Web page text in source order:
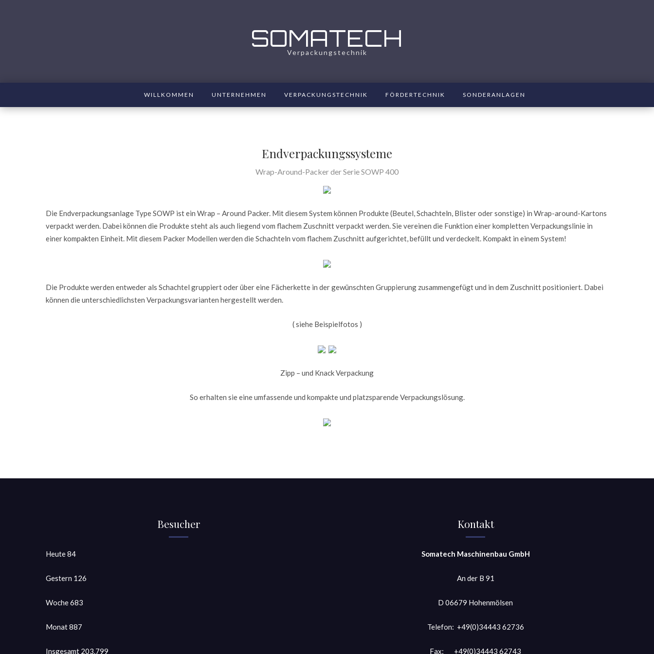
SOMATECH
Verpackungstechnik
WILLKOMMEN UNTERNEHMEN VERPACKUNGSTECHNIK FÖRDERTECHNIK SONDERANLAGEN
Endverpackungssysteme
Wrap-Around-Packer der Serie SOWP 400
Die Endverpackungsanlage Type SOWP ist ein Wrap – Around Packer. Mit diesem System können Produkte (Beutel, Schachteln, Blister oder sonstige) in Wrap-around-Kartons
verpackt werden. Dabei können die Produkte steht als auch liegend vom flachem Zuschnitt verpackt werden. Sie vereinen die Funktion einer kompletten Verpackungslinie in
einer kompakten Einheit. Mit diesem Packer Modellen werden die Schachteln vom flachem Zuschnitt aufgerichtet, befüllt und verdeckelt. Kompakt in einem System!
Die Produkte werden entweder als Schachtel gruppiert oder über eine Fächerkette in der gewünschten Gruppierung zusammengefügt und in dem Zuschnitt positioniert. Dabei
können die unterschiedlichsten Verpackungsvarianten hergestellt werden.
( siehe Beispielfotos )
Zipp – und Knack Verpackung
So erhalten sie eine umfassende und kompakte und platzsparende Verpackungslösung.
Besucher
Heute84
Gestern 126
Woche683
Monat887
Insgesamt 203.799
Kontakt
Somatech Maschinenbau GmbH
An der B 91
D 06679 Hohenmölsen
Telefon: +49(0)34443 62736
Fax: +49(0)34443 62743